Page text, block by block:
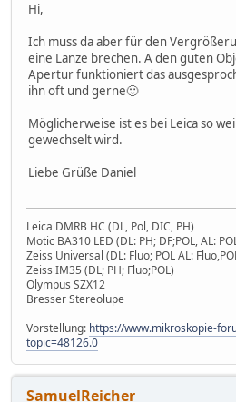
Hi,
Ich muss da aber für den
eine Lanze brechen. A den guten
Apertur funktioniert das
ihn oft und gerne🙂
Möglicherweise ist es bei Leica so
gewechselt wird.
Liebe Grüße Daniel
Leica DMRB HC (DL, Pol, DIC, PH)
Motic BA310 LED (DL: PH; DF;POL, AL:
Zeiss Universal (DL: Fluo; POL AL:
Zeiss IM35 (DL; PH; Fluo;POL)
Olympus SZX12
Bresser Stereolupe
Vorstellung: https://www.mikroskopie-
topic=48126.0
SamuelReicher